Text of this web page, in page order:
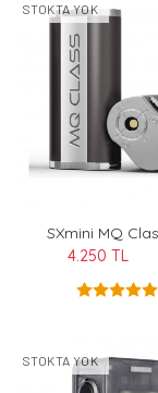
STOKTA YOK
SXmini MQ
4.250 TL
STOKTA YOK